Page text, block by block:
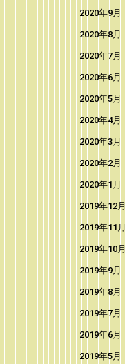
2020年9月
2020年8月
2020年7月
2020年6月
2020年5月
2020年4月
2020年3月
2020年2月
2020年1月
2019年12月
2019年11月
2019年10月
2019年9月
2019年8月
2019年7月
2019年6月
2019年5月